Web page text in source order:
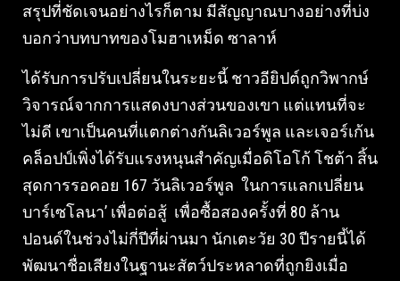
สรุปที่ชัดเจนอย่างไรก็ตาม มีสัญญาณบางอย่างที่บ่ง
บอกว่าบทบาทของโมฮาเหม็ด ซาลาห์
ได้รับการปรับเปลี่ยนในระยะนี้ ชาวอียิปต์ถูกวิพากษ์
วิจารณ์จากการแสดงบางส่วนของเขา แต่แทนที่จะ
ไม่ดี เขาเป็นคนที่แตกต่างกันลิเวอร์พูล และเจอร์เก้น
คล็อปป์เพิ่งได้รับแรงหนุนสำคัญเมื่อดิโอโก้ โชต้า สิ้น
สุดการรอคอย 167 วันลิเวอร์พูล ในการแลกเปลี่ยน
บาร์เซโลนา’ เพื่อต่อสู้ เพื่อซื้อสองครั้งที่ 80 ล้าน
ปอนด์ในช่วงไม่กี่ปีที่ผ่านมา นักเตะวัย 30 ปีรายนี้ได้
พัฒนาชื่อเสียงในฐานะสัตว์ประหลาดที่ถูกยิงเมื่อ